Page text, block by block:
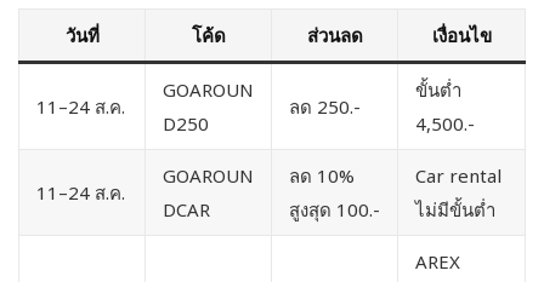
วันที่ โค้ด ส่วนลด เงื่อนไข
11–24 ส.ค.
GOAROUN
D250
ลด 250.-
ขั้นต่ำ
4,500.-
11–24 ส.ค.
GOAROUN
DCAR
ลด 10%
สูงสุด 100.-
Car rental
ไม่มีขั้นต่ำ
AREX